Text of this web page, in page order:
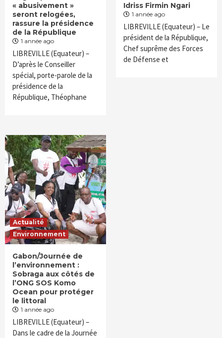
« abusivement »
seront relogées,
rassure la présidence
de la République
1 année ago
LIBREVILLE (Equateur) –
D’après le Conseiller
spécial, porte-parole de la
présidence de la
République, Théophane
Idriss Firmin Ngari
1 année ago
LIBREVILLE (Equateur) – Le
président de la République,
Chef suprême des Forces
de Défense et
Actualité
Environnement
Gabon/Journée de
l’environnement :
Sobraga aux côtés de
l’ONG SOS Komo
Ocean pour protéger
le littoral
1 année ago
LIBREVILLE (Equateur) –
Dans le cadre de la Journée